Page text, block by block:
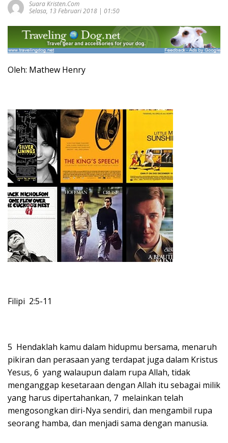
Suara Kristen.com
Selasa, 13 Februari 2018 | 01:50
Oleh: Mathew Henry
Filipi 2:5-11
5 Hendaklah kamu dalam hidupmu bersama, menaruh
pikiran dan perasaan yang terdapat juga dalam Kristus
Yesus, 6 yang walaupun dalam rupa Allah, tidak
menganggap kesetaraan dengan Allah itu sebagai milik
yang harus dipertahankan, 7 melainkan telah
mengosongkan diri-Nya sendiri, dan mengambil rupa
seorang hamba, dan menjadi sama dengan manusia.